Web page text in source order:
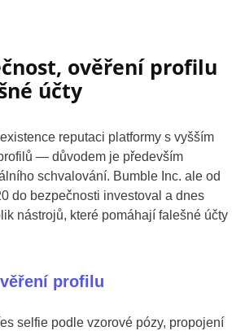
ověření profilu
účty
reputaci platformy s vyšším
— důvodem je především
schvalování. Bumble Inc. ale od
do bezpečnosti investoval a dnes
nástrojů, které pomáhají falešné účty
profilu
selfie podle vzorové pózy, propojení